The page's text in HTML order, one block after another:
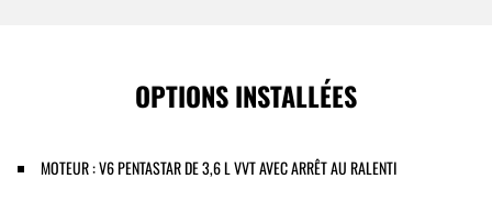
OPTIONS INSTALLÉES
MOTEUR : V6 PENTASTAR DE 3,6 L VVT AVEC ARRÊT AU RALENTI